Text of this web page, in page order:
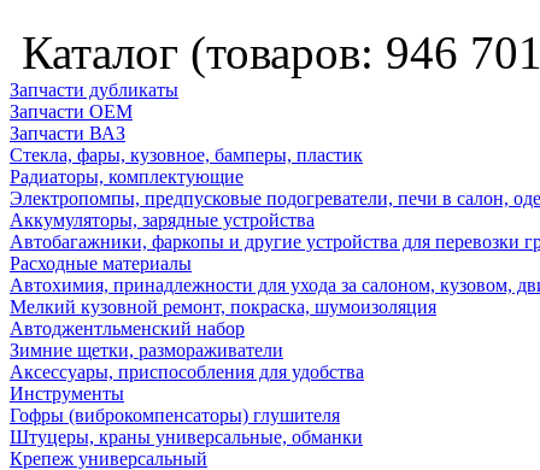
Каталог (товаров: 946
Запчасти дубликаты
Запчасти ОЕМ
Запчасти ВАЗ
Стекла, фары, кузовное, бамперы, пластик
Радиаторы, комплектующие
Электропомпы, предпусковые подогреватели, печи в салон,
Аккумуляторы, зарядные устройства
Автобагажники, фаркопы и другие устройства для перевозки
Расходные материалы
Автохимия, принадлежности для ухода за салоном, кузовом,
Мелкий кузовной ремонт, покраска, шумоизоляция
Автоджентльменский набор
Зимние щетки, размораживатели
Аксессуары, приспособления для удобства
Инструменты
Гофры (виброкомпенсаторы) глушителя
Штуцеры, краны универсальные, обманки
Крепеж универсальный